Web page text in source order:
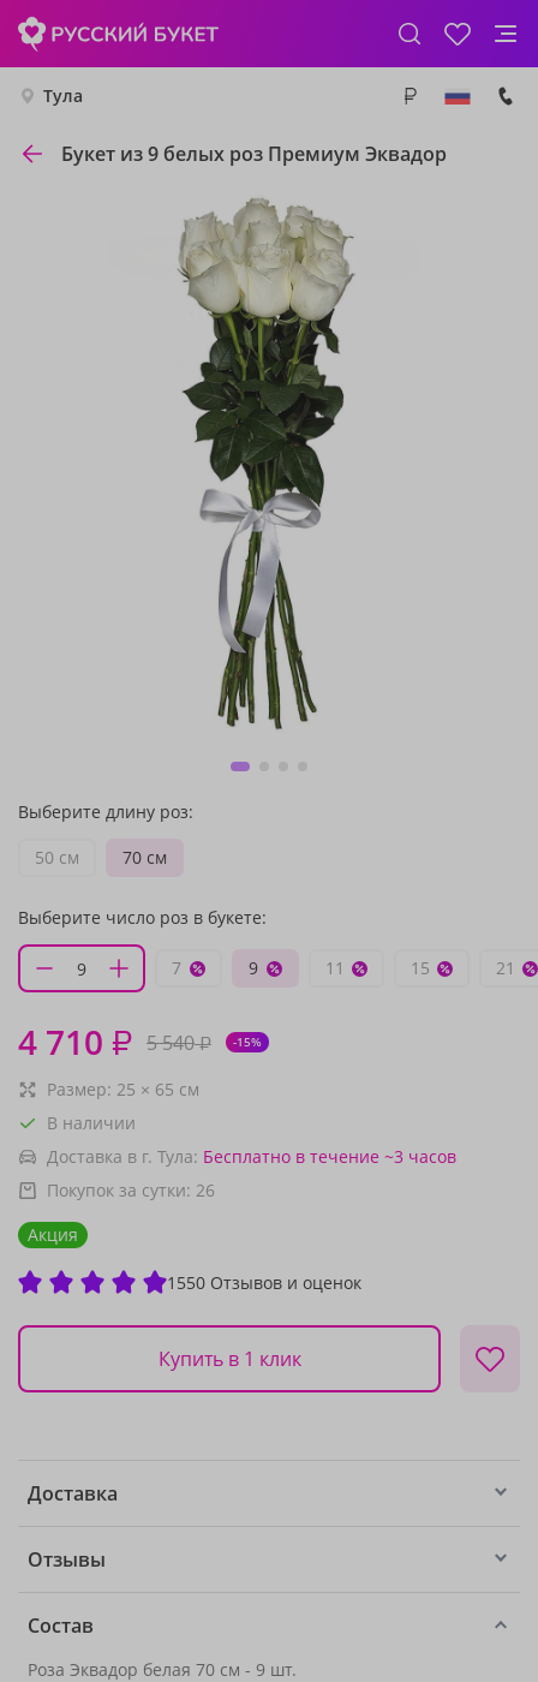
Тула
Букет из 9 белых роз Премиум Эквадор
Выберите длину роз:
50 см
70 см
Выберите число роз в букете:
7 9 11 15 21
4 710 ₽ 5 540₽ -15%
Размер: 25 × 65 см
В наличии
Доставка в г. Тула: Бесплатно в течение ~3 часов
Покупок за сутки: 26
Акция
1550 Отзывов и оценок
Купить в 1 клик
Доставка
Отзывы
Состав
Роза Эквадор белая 70 см - 9 шт.